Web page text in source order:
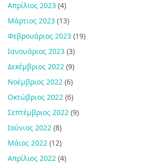
Απρίλιος 2023 (4)
Μάρτιος 2023 (13)
Φεβρουάριος 2023 (19)
Ιανουάριος 2023 (3)
Δεκέμβριος 2022 (9)
Νοέμβριος 2022 (6)
Οκτώβριος 2022 (6)
Σεπτέμβριος 2022 (9)
Ιούνιος 2022 (8)
Μάιος 2022 (12)
Απρίλιος 2022 (4)